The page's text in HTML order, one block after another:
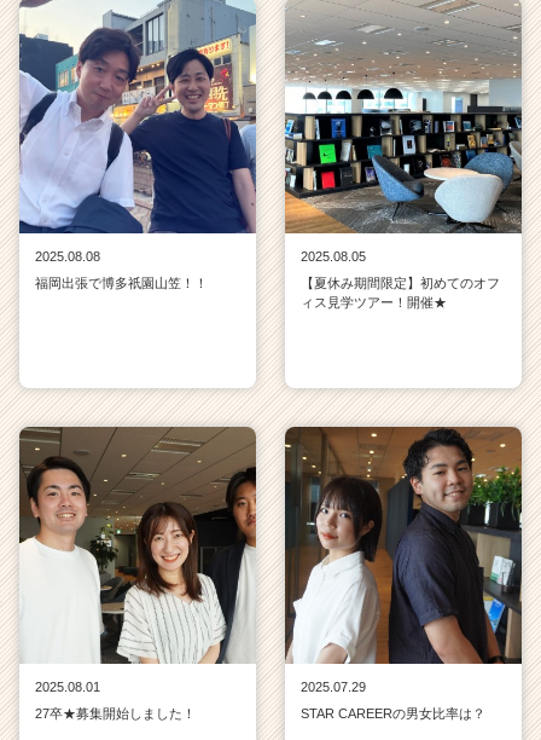
2025.08.08
福岡出張で博多祇園山笠！！
2025.08.05
【夏休み期間限定】初めてのオフ
ィス見学ツアー！開催★
2025.08.01
27卒★募集開始しました！
2025.07.29
STAR CAREERの男女比率は？